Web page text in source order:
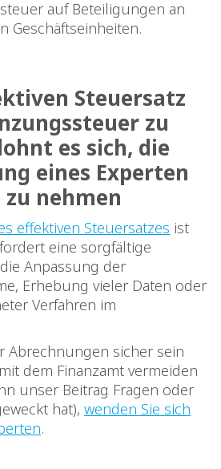
auf Beteiligungen an
Geschäftseinheiten.
Steuersatz
zu
es sich, die
eines Experten
nehmen
effektiven Steuersatzes ist
eine sorgfältige
Anpassung der
Erhebung vieler Daten oder
Verfahren im
Abrechnungen sicher sein
dem Finanzamt vermeiden
unser Beitrag Fragen oder
hat), wenden Sie sich
.